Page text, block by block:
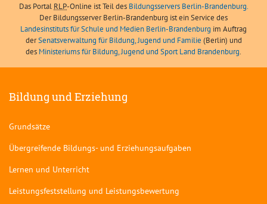
Das Portal RLP-Online ist Teil des Bildungsservers Berlin-Brandenburg.
Der Bildungsserver Berlin-Brandenburg ist ein Service des
Landesinstituts für Schule und Medien Berlin-Brandenburg im Auftrag
derSenatsverwaltung für Bildung, Jugend und Familie (Berlin) und
des Ministeriums für Bildung, Jugend und Sport Land Brandenburg.
Bildung und Erziehung
Grundsätze
Übergreifende Bildungs- und Erziehungsaufgaben
Lernen und Unterricht
Leistungsfeststellung und Leistungsbewertung